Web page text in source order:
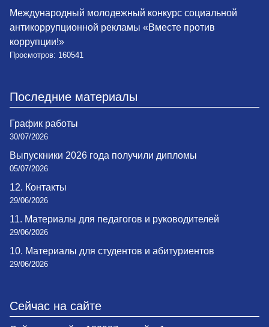
Международный молодежный конкурс социальной
антикоррупционной рекламы «Вместе против
коррупции!»
Просмотров: 160541
Последние материалы
График работы
30/07/2026
Выпускники 2026 года получили дипломы
05/07/2026
12. Контакты
29/06/2026
11. Материалы для педагогов и руководителей
29/06/2026
10. Материалы для студентов и абитуриентов
29/06/2026
Сейчас на сайте